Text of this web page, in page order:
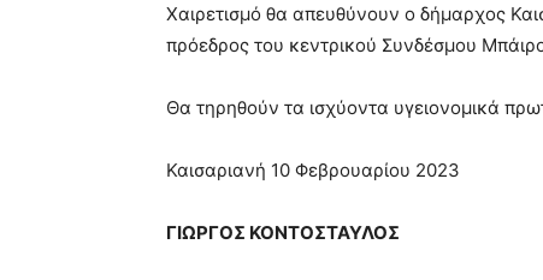
meaning
of
pornhun
Χαιρετισμό θα απευθύνουν ο δήμαρχος
πρόεδρος του κεντρικού Συνδέσμου
Θα τηρηθούν τα ισχύοντα υγειονομικά
Καισαριανή 10 Φεβρουαρίου 2023
ΓΙΩΡΓΟΣ ΚΟΝΤΟΣΤΑΥΛΟΣ